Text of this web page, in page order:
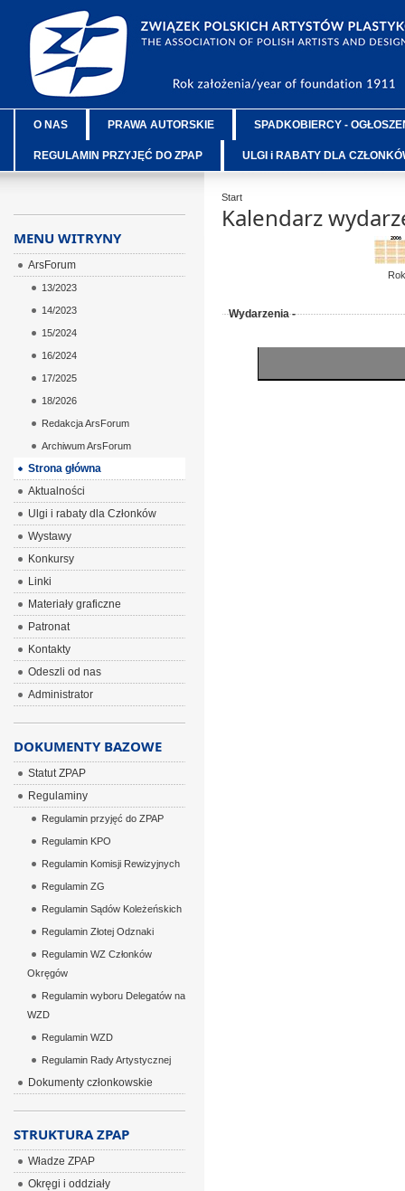
O NAS PRAWA AUTORSKIE SPADKOBIERCY -
REGULAMIN PRZYJĘĆ DO ZPAP ULGI i RABATY DLA
Start
Kalendarz
Rok
Wydarzenia -
MENU WITRYNY
ArsForum
13/2023
14/2023
15/2024
16/2024
17/2025
18/2026
Redakcja ArsForum
Archiwum ArsForum
Strona główna
Aktualności
Ulgi i rabaty dla Członków
Wystawy
Konkursy
Linki
Materiały graficzne
Patronat
Kontakty
Odeszli od nas
Administrator
DOKUMENTY BAZOWE
Statut ZPAP
Regulaminy
Regulamin przyjęć do ZPAP
Regulamin KPO
Regulamin Komisji Rewizyjnych
Regulamin ZG
Regulamin Sądów Koleżeńskich
Regulamin Złotej Odznaki
Regulamin WZ Członków
Okręgów
Regulamin wyboru Delegatów na
WZD
Regulamin WZD
Regulamin Rady Artystycznej
Dokumenty członkowskie
STRUKTURA ZPAP
Władze ZPAP
Okręgi i oddziały